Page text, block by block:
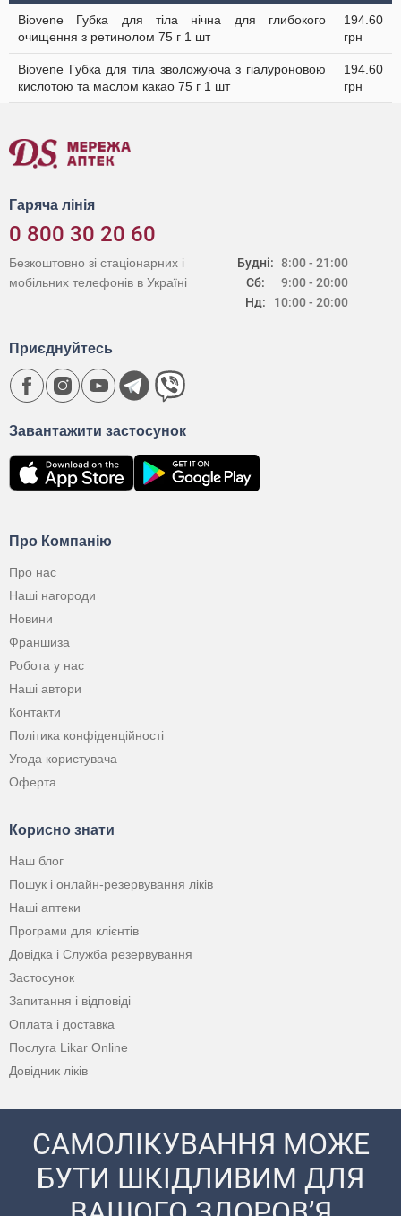
Biovene Губка для тіла нічна для глибокого
очищення з ретинолом 75 г 1 шт
194.60
грн
Biovene Губка для тіла зволожуюча з гіалуроновою
кислотою та маслом какао 75 г 1 шт
194.60
грн
Гаряча лінія
0 800 30 20 60
Будні:
Сб:
Нд:
8:00 - 21:00
9:00 - 20:00
10:00 - 20:00
Безкоштовно зі стаціонарних і
мобільних телефонів в Україні
Про Компанію
Про нас
Наші нагороди
Новини
Франшиза
Робота у нас
Наші автори
Контакти
Політика конфіденційності
Угода користувача
Оферта
Корисно знати
Наш блог
Пошук і онлайн-резервування ліків
Наші аптеки
Програми для клієнтів
Довідка і Служба резервування
Застосунок
Запитання і відповіді
Оплата і доставка
Послуга Likar Online
Довідник ліків
Завантажити застосунок
Приєднуйтесь
САМОЛІКУВАННЯ МОЖЕ
БУТИ ШКІДЛИВИМ ДЛЯ